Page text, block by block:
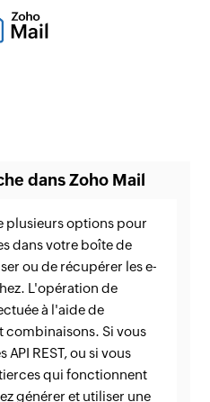
dans Zoho Mail
plusieurs options pour
dans votre boîte de
ou de récupérer les e-
L'opération de
à l'aide de
combinaisons. Si vous
REST, ou si vous
qui fonctionnent
générer et utiliser une